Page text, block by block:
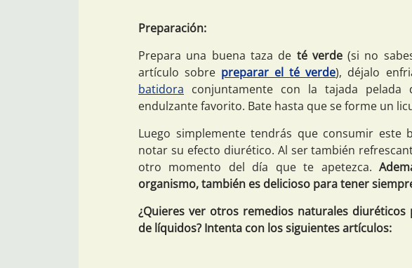
Preparación:
Prepara una buena taza de té verde(si no
artículo sobre preparar el té verde), déjalo
batidora conjuntamente con la tajada
endulzante favorito. Bate hasta que se forme un
Luego simplemente tendrás que consumir este
notar su efecto diurético. Al ser también
otro momento del día que te apetezca.
organismo, también es delicioso para tener
¿Quieres ver otros remedios naturales
de líquidos? Intenta con los siguientes artículos: